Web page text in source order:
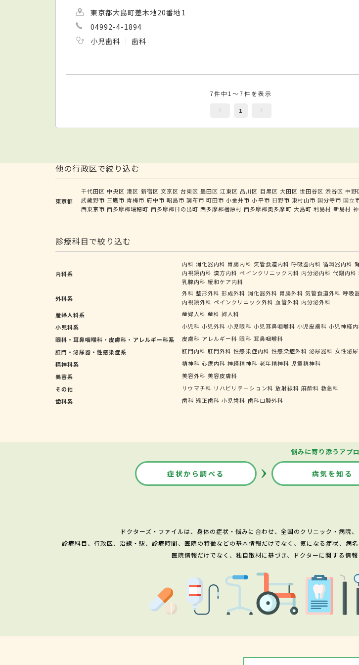
東京都大島町差木地20番地1
04992-4-1894
小児歯科
歯科
7件中1～7件を表示
1
他の行政区で絞り込む
東京都
千代田区 中央区 港区 新宿区 文京区 台東区 墨田区 江東区 品川区 目黒区 大田区 世田谷区 渋谷区 中野
武蔵野市 三鷹市 青梅市 府中市 昭島市 調布市 町田市 小金井市 小平市 日野市 東村山市 国分寺市 国立
西東京市 西多摩郡瑞穂町 西多摩郡日の出町 西多摩郡檜原村 西多摩郡奥多摩町 大島町 利島村 新島村
診療科目で絞り込む
内科系
内科 消化器内科 胃腸内科 気管食道内科 呼吸器内科 循環器内科
内視鏡内科 漢方内科 ペインクリニック内科 内分泌内科 代謝内科
乳腺内科 緩和ケア内科
外科系
外科 整形外科 形成外科 消化器外科 胃腸外科 気管食道外科 呼吸
内視鏡外科 ペインクリニック外科 血管外科 内分泌外科
産婦人科系
産婦人科 産科 婦人科
小児科系
小児科 小児外科 小児眼科 小児耳鼻咽喉科 小児皮膚科 小児神経
眼科・耳鼻咽喉科・皮膚科・アレルギー科系
皮膚科 アレルギー科 眼科 耳鼻咽喉科
肛門・泌尿器・性感染症系
肛門内科 肛門外科 性感染症内科 性感染症外科 泌尿器科 女性泌
精神科系
精神科 心療内科 神経精神科 老年精神科 児童精神科
美容系
美容外科 美容皮膚科
その他
リウマチ科 リハビリテーション科 放射線科 麻酔科 救急科
歯科系
歯科 矯正歯科 小児歯科 歯科口腔外科
悩みに寄り添うアプ
症状から調べる 病気を知る
ドクターズ・ファイルは、身体の症状・悩みに合わせ、全国のクリニック・病院
診療科目、行政区、沿線・駅、診療時間、医院の特徴などの基本情報だけでなく、気になる症状、病
医院情報だけでなく、独自取材に基づき、ドクターに関する情